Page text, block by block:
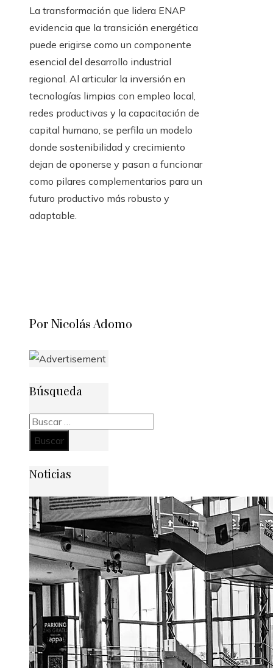
La transformación que lidera ENAP
evidencia que la transición energética
puede erigirse como un componente
esencial del desarrollo industrial
regional. Al articular la inversión en
tecnologías limpias con empleo local,
redes productivas y la capacitación de
capital humano, se perfila un modelo
donde sostenibilidad y crecimiento
dejan de oponerse y pasan a funcionar
como pilares complementarios para un
futuro productivo más robusto y
adaptable.
Por Nicolás Adomo
Búsqueda
Buscar:
Noticias